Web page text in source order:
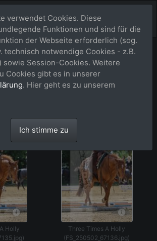
EWU AQ/C in Seppenrade Menü
Holly
Three Times A Holly
(FS_250502_67136.jpg)
verwendet Cookies. Diese
Funktionen und sind für die
der Webseite erforderlich (sog.
technisch notwendige Cookies - z.B.
sowie Session-Cookies. Weitere
Cookies gibt es in unserer
. Hier geht es zu unserem
Ich stimme zu